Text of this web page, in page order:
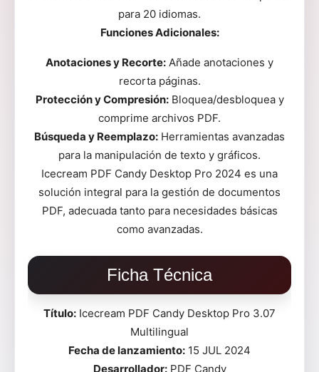
para 20 idiomas.
Funciones Adicionales:
Anotaciones y Recorte: Añade anotaciones y
recorta páginas.
Protección y Compresión:Bloquea/desbloquea y
comprime archivos PDF.
Búsqueda y Reemplazo: Herramientas avanzadas
para la manipulación de texto y gráficos.
Icecream PDF Candy Desktop Pro 2024 es una
solución integral para la gestión de documentos
PDF, adecuada tanto para necesidades básicas
como avanzadas.
Ficha Técnica
Título: Icecream PDF Candy Desktop Pro 3.07
Multilingual
Fecha de lanzamiento: 15 JUL 2024
Desarrollador:PDF Candy